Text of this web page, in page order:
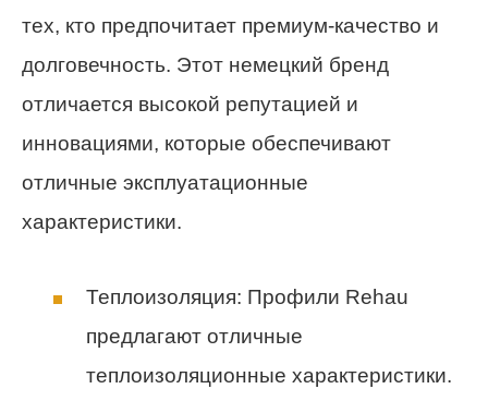
тех, кто предпочитает премиум-качество и
долговечность. Этот немецкий бренд
отличается высокой репутацией и
инновациями, которые обеспечивают
отличные эксплуатационные
характеристики.
Теплоизоляция: Профили Rehau
предлагают отличные
теплоизоляционные характеристики.